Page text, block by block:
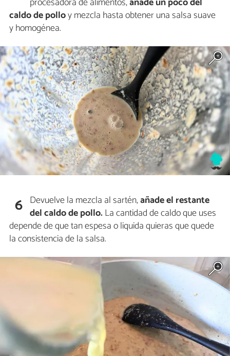
caldo de polloy mezcla hasta obtener una salsa suave
y homogénea.
6 Devuelve la mezcla al sartén,añade el restante
del caldo de pollo.La cantidad de caldo que uses
depende de que tan espesa o liquida quieras que quede
la consistencia de la salsa.